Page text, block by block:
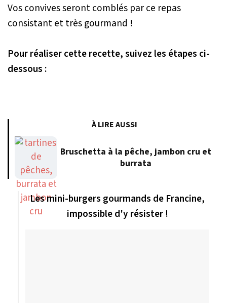
Vos convives seront comblés par ce repas
consistant et très gourmand !
Pour réaliser cette recette, suivez les étapes ci-
dessous :
À LIRE AUSSI
Bruschetta à la pêche, jambon cru et
burrata
Les mini-burgers gourmands de Francine,
impossible d'y résister !